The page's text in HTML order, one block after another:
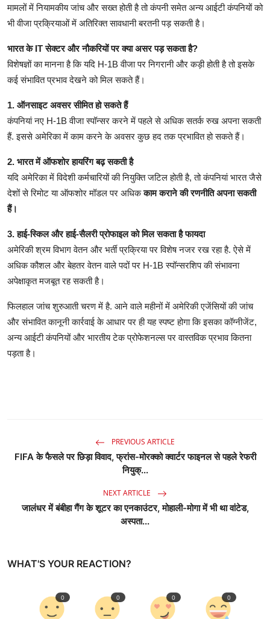
मामलों में नियामकीय जांच और सख्त होती है तो कंपनी समेत अन्य आईटी कंपनियों को
भी वीजा प्रक्रियाओं में अतिरिक्त सावधानी बरतनी पड़ सकती है।
भारत के IT सेक्टर और नौकरियों पर क्या असर पड़ सकता है?
विशेषज्ञों का मानना है कि यदि H-1B वीजा पर निगरानी और कड़ी होती है तो इसके
कई संभावित प्रभाव देखने को मिल सकते हैं।
1. ऑनसाइट अवसर सीमित हो सकते हैं
कंपनियां नए H-1B वीजा स्पॉन्सर करने में पहले से अधिक सतर्क रुख अपना सकती
हैं. इससे अमेरिका में काम करने के अवसर कुछ हद तक प्रभावित हो सकते हैं।
2. भारत में ऑफशोर हायरिंग बढ़ सकती है
यदि अमेरिका में विदेशी कर्मचारियों की नियुक्ति जटिल होती है, तो कंपनियां भारत जैसे
देशों से रिमोट या ऑफशोर मॉडल पर अधिककाम कराने की रणनीति अपना सकती
हैं।
3. हाई-स्किल और हाई-सैलरी प्रोफाइल को मिल सकता है फायदा
अमेरिकी श्रम विभाग वेतन और भर्ती प्रक्रिया पर विशेष नजर रख रहा है. ऐसे में
अधिक कौशल और बेहतर वेतन वाले पदों पर H-1B स्पॉन्सरशिप की संभावना
अपेक्षाकृत मजबूत रह सकती है।
फिलहाल जांच शुरुआती चरण में है. आने वाले महीनों में अमेरिकी एजेंसियों की जांच
और संभावित कानूनी कार्रवाई के आधार पर ही यह स्पष्ट होगा कि इसका कॉग्नीजेंट,
अन्य आईटी कंपनियों और भारतीय टेक प्रोफेशनल्स पर वास्तविक प्रभाव कितना
पड़ता है।
PREVIOUS ARTICLE
FIFA के फैसले पर छिड़ा विवाद, फ्रांस-मोरक्को क्वार्टर फाइनल से पहले रेफरी
नियुक्...
NEXT ARTICLE
जालंधर में बंबीहा गैंग के शूटर का एनकाउंटर, मोहाली-मोगा में भी था वांटेड,
अस्पता...
WHAT'S YOUR REACTION?
0 0 0 0